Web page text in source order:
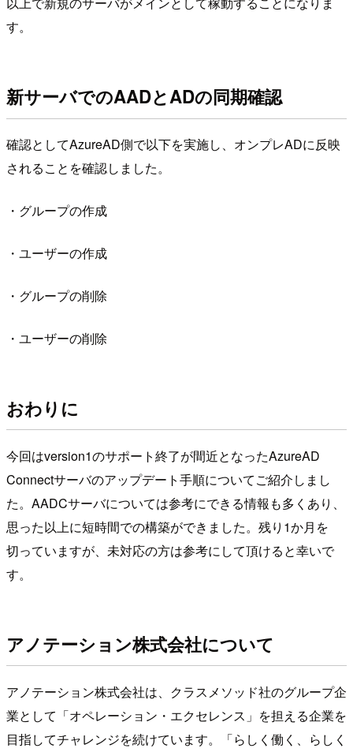
す。
新サーバでのAADとADの同期確認
確認としてAzureAD側で以下を実施し、オンプレADに反映
されることを確認しました。
・グループの作成
・ユーザーの作成
・グループの削除
・ユーザーの削除
おわりに
今回はversion1のサポート終了が間近となったAzureAD
Connectサーバのアップデート手順についてご紹介しまし
た。AADCサーバについては参考にできる情報も多くあり、
思った以上に短時間での構築ができました。残り1か月を
切っていますが、未対応の方は参考にして頂けると幸いで
す。
アノテーション株式会社について
アノテーション株式会社は、クラスメソッド社のグループ企
業として「オペレーション・エクセレンス」を担える企業を
目指してチャレンジを続けています。「らしく働く、らしく